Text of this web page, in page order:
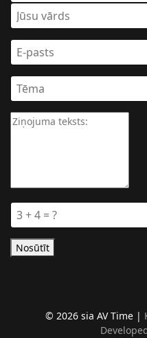
Nosūtīt
© 2026 sia AV Time |